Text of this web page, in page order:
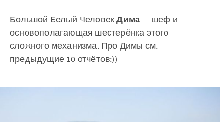
Большой Белый ЧеловекДима— шеф и
основополагающая шестерёнка этого
сложного механизма. Про Димы см.
предыдущие 10 отчётов:))